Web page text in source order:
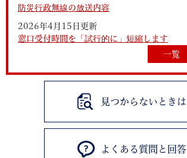
防災行政無線の放送内容
2026年4月15日更新
窓口受付時間を「試行的に」短縮します
一覧
見つからないときは
よくある質問と回答